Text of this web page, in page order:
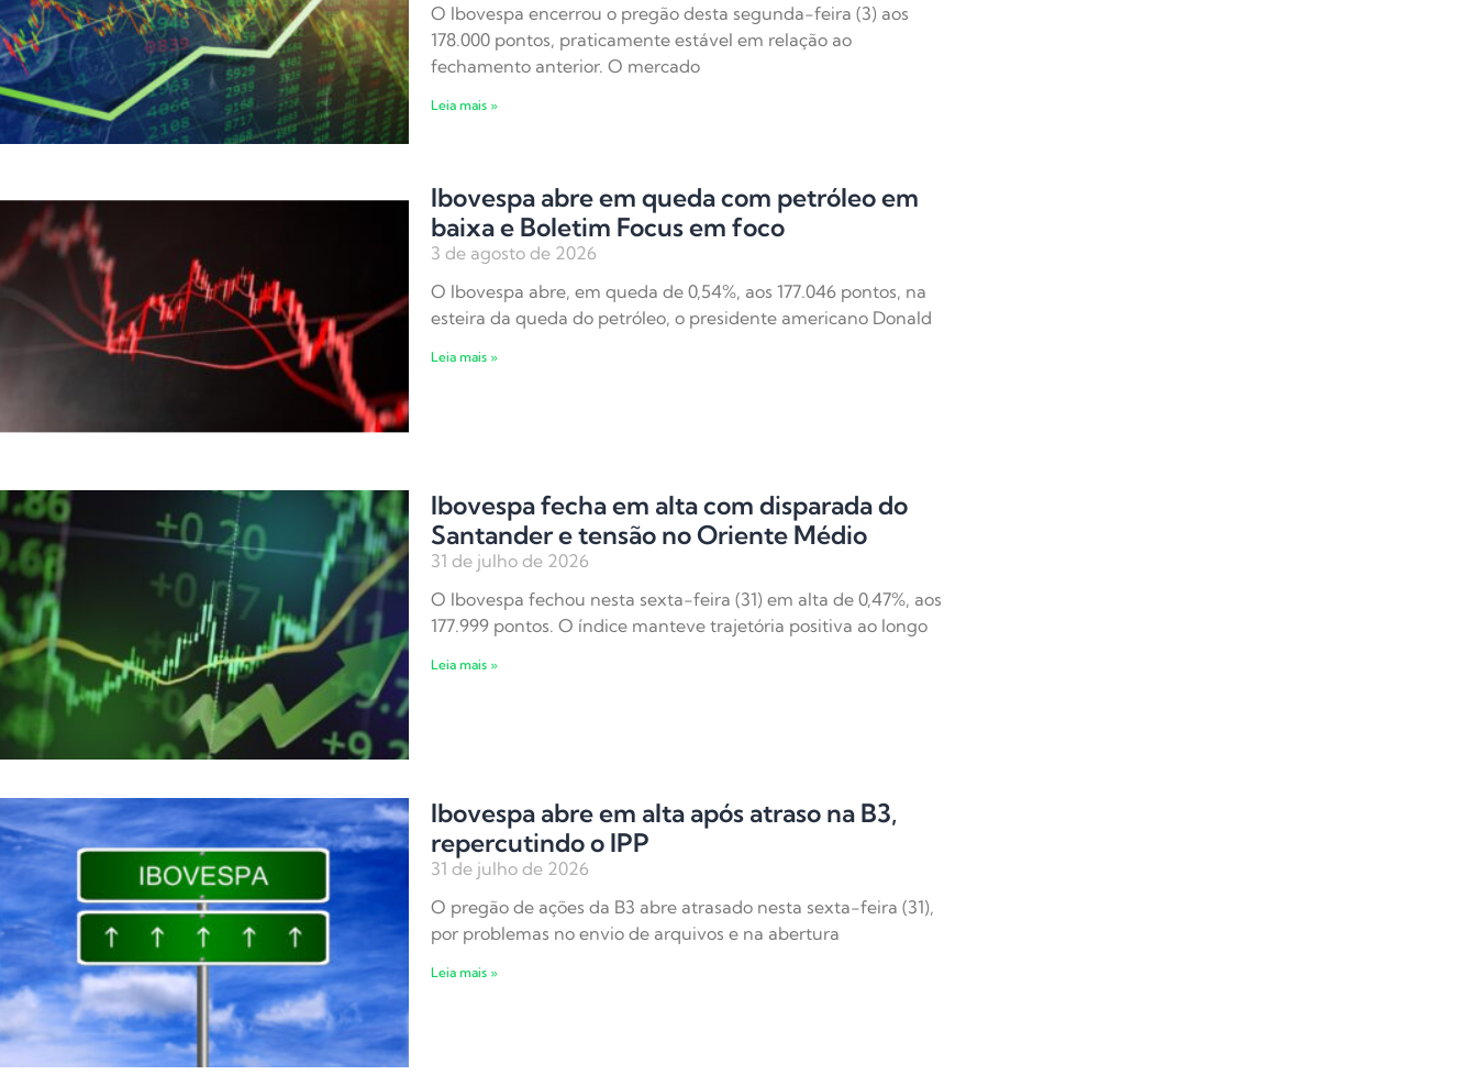
O Ibovespa encerrou o pregão desta segunda-feira (3) aos
178.000 pontos, praticamente estável em relação ao
fechamento anterior. O mercado
Leia mais »
Ibovespa abre em queda com petróleo em
baixa e Boletim Focus em foco
3 de agosto de 2026
O Ibovespa abre, em queda de 0,54%, aos 177.046 pontos, na
esteira da queda do petróleo, o presidente americano Donald
Leia mais »
Ibovespa fecha em alta com disparada do
Santander e tensão no Oriente Médio
31 de julho de 2026
O Ibovespa fechou nesta sexta-feira (31) em alta de 0,47%, aos
177.999 pontos. O índice manteve trajetória positiva ao longo
Leia mais »
Ibovespa abre em alta após atraso na B3,
repercutindo o IPP
31 de julho de 2026
O pregão de ações da B3 abre atrasado nesta sexta-feira (31),
por problemas no envio de arquivos e na abertura
Leia mais »